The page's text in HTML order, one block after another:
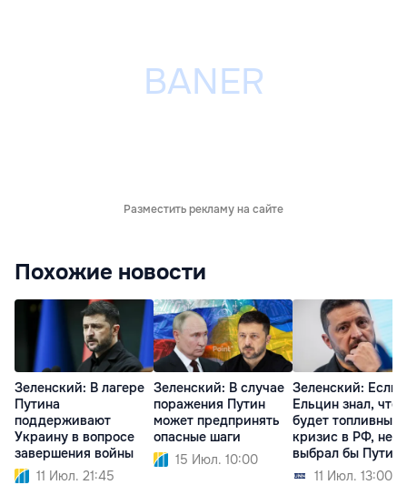
Разместить рекламу на сайте
Похожие новости
Зеленский: В лагере
Путина
поддерживают
Украину в вопросе
завершения войны
11 Июл. 21:45
Зеленский: В случае
поражения Путин
может предпринять
опасные шаги
15 Июл. 10:00
Зеленский: Если
Ельцин знал, что
будет топливный
кризис в РФ, не
выбрал бы Путина
11 Июл. 13:00